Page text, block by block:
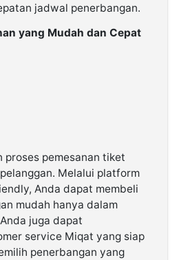
jadwal penerbangan.
yang Mudah dan Cepat
proses pemesanan tiket
Melalui platform
Anda dapat membeli
mudah hanya dalam
juga dapat
service Miqat yang siap
penerbangan yang